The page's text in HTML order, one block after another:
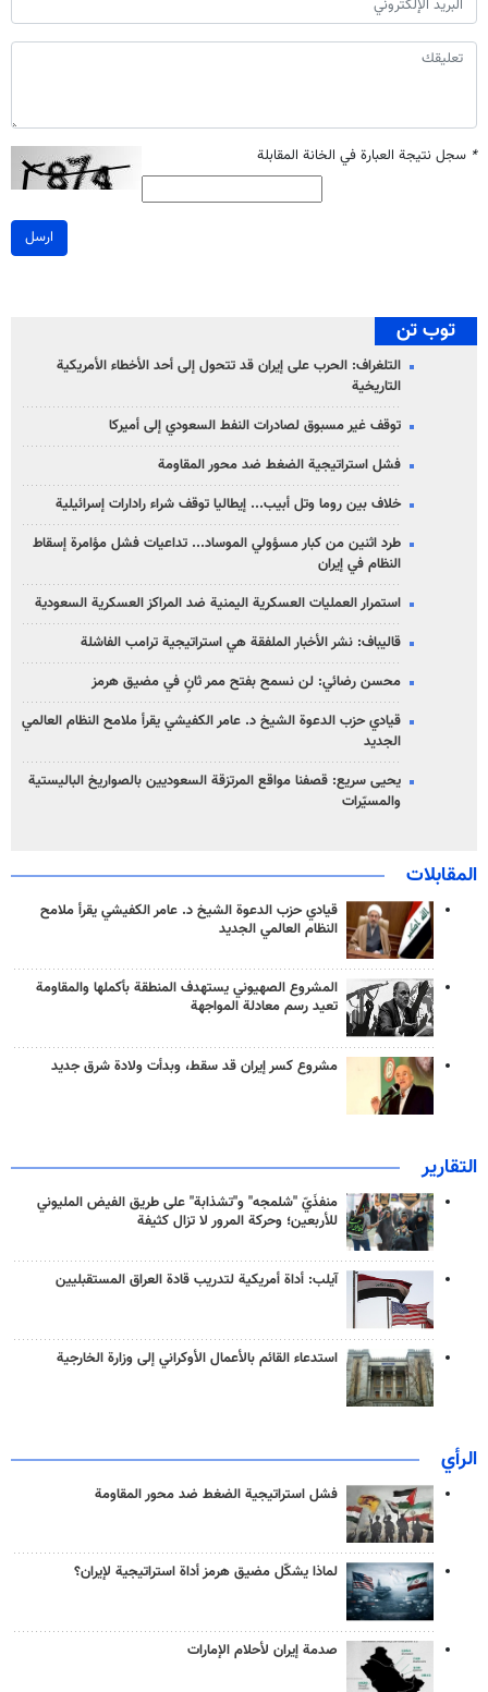
* سجل نتيجة العبارة في الخانة المقابلة
ارسل
توب تن
التلغراف: الحرب على إيران قد تتحول إلى أحد الأخطاء الأمريكية
التاريخية
توقف غير مسبوق لصادرات النفط السعودي إلى أميركا
فشل استراتيجية الضغط ضد محور المقاومة
خلاف بين روما وتل أبيب... إيطاليا توقف شراء رادارات إسرائيلية
طرد اثنين من كبار مسؤولي الموساد... تداعيات فشل مؤامرة إسقاط
النظام في إيران
استمرار العمليات العسكرية اليمنية ضد المراكز العسكرية السعودية
قاليباف: نشر الأخبار الملفقة هي استراتيجية ترامب الفاشلة
محسن رضائي: لن نسمح بفتح ممر ثانٍ في مضيق هرمز
قيادي حزب الدعوة الشيخ د. عامر الكفيشي يقرأ ملامح النظام العالمي
الجديد
يحيى سريع: قصفنا مواقع المرتزقة السعوديين بالصواريخ الباليستية
والمسيّرات
المقابلات
قيادي حزب الدعوة الشيخ د. عامر الكفيشي يقرأ ملامح
النظام العالمي الجديد
المشروع الصهيوني يستهدف المنطقة بأكملها والمقاومة
تعيد رسم معادلة المواجهة
مشروع كسر إيران قد سقط، وبدأت ولادة شرق جديد
التقارير
منفذَيّ "شلمجه" و"تشذابة" على طريق الفيض المليوني
للأربعين؛ وحركة المرور لا تزال كثيفة
آيلب: أداة أمريكية لتدريب قادة العراق المستقبليين
استدعاء القائم بالأعمال الأوكراني إلى وزارة الخارجية
الرأي
فشل استراتيجية الضغط ضد محور المقاومة
لماذا يشكّل مضيق هرمز أداة استراتيجية لإيران؟
صدمة إيران لأحلام الإمارات